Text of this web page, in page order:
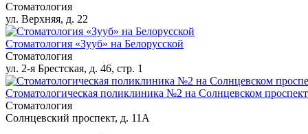
Стоматология
ул. Верхняя, д. 22
Стоматология «Зууб» на Белорусской
Стоматология
ул. 2-я Брестская, д. 46, стр. 1
Стоматологическая поликлиника №2 на Солнцевском
Стоматология
Солнцевский проспект, д. 11А